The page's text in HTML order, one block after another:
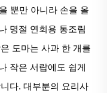
뿐만 아니라 손을 올
명절 연회용 통조림
도마는 사과 한 개를
작은 서랍에도 쉽게
다. 대부분의 요리사